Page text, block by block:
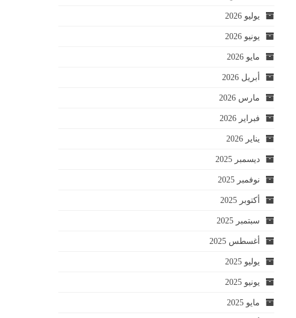
يوليو 2026
يونيو 2026
مايو 2026
أبريل 2026
مارس 2026
فبراير 2026
يناير 2026
ديسمبر 2025
نوفمبر 2025
أكتوبر 2025
سبتمبر 2025
أغسطس 2025
يوليو 2025
يونيو 2025
مايو 2025